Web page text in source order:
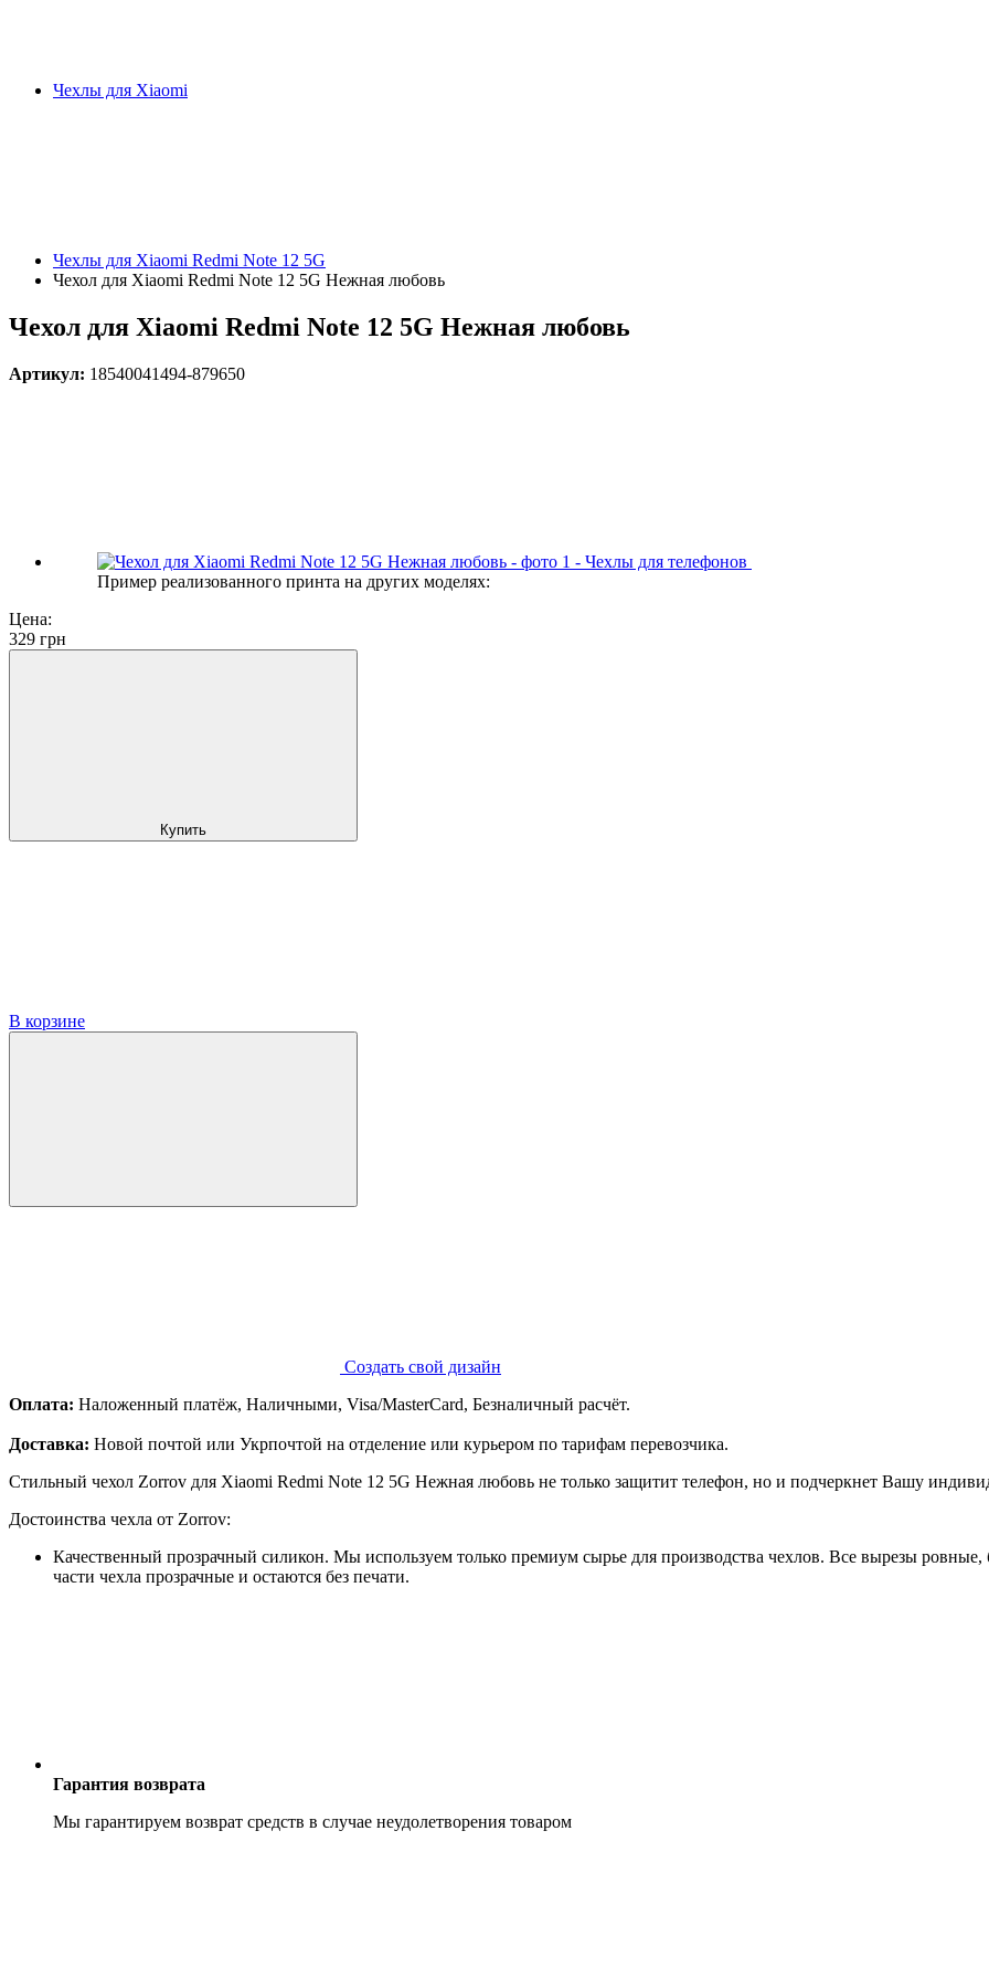
Чехлы для Xiaomi
Чехлы для Xiaomi Redmi Note 12 5G
Чехол для Xiaomi Redmi Note 12 5G Нежная любовь
Чехол для Xiaomi Redmi Note 12 5G Нежная любовь
Артикул: 18540041494-879650
Пример реализованного принта на других моделях:
Цена:
329 грн
Купить
В корзине
Создать свой дизайн
Оплата: Наложенный платёж, Наличными, Visa/MasterCard, Безналичный расчёт.
Доставка: Новой почтой или Укрпочтой на отделение или курьером по тарифам перевозчика.
Стильный чехол Zorrov для Xiaomi Redmi Note 12 5G Нежная любовь не только защитит телефон, но и подчеркнет Вашу
Достоинства чехла от Zorrov:
Качественный прозрачный силикон. Мы используем только премиум сырье для производства чехлов. Все вырезы ровные,
части чехла прозрачные и остаются без печати.
Гарантия возврата
Мы гарантируем возврат средств в случае неудолетворения товаром